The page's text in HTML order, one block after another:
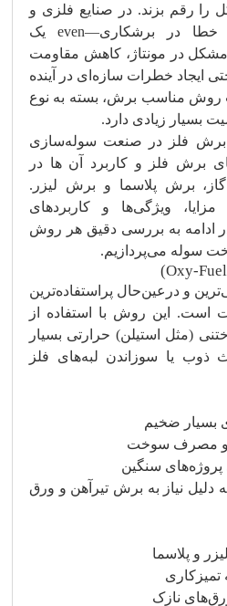
را رقم بزند. در صنایع فلزی و
به‌ویژه سوله‌سازی، هر خطا در برشکاری—even یک
در مونتاژ، کاهش مقاومت
ایجاد خطرات سازه‌ای در آینده
روش مناسب برش، بسته به نوع
بسیار زیادی دارد.
فلز در صنعت سوله‌سازی
برش فلز و کاربرد آن ها در
برش پلاسما و برش لیزر.
ویژگی‌ها و کاربردهای
ادامه به بررسی دقیق هر روش
سوله می‌پردازیم.
و درعین‌حال پراستفاده‌ترین
است. این روش با استفاده از
(مثل استیلن) حرارتی بسیار
ذوب یا سوزاندن لبه‌های فلز
بسیار ضخیم
و مصرف سوخت
سنگین
دلیل نیاز به برش تیرآهن و ورق
و پلاسما
تمیزکاری
نازک